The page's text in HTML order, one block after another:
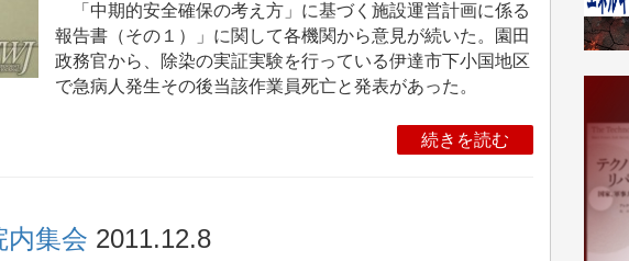
「中期的安全確保の考え方」に基づく施設運営計画に係る
報告書（その１）」に関して各機関から意見が続いた。園田
政務官から、除染の実証実験を行っている伊達市下小国地区
で急病人発生その後当該作業員死亡と発表があった。
続きを読む
内集会 2011.12.8